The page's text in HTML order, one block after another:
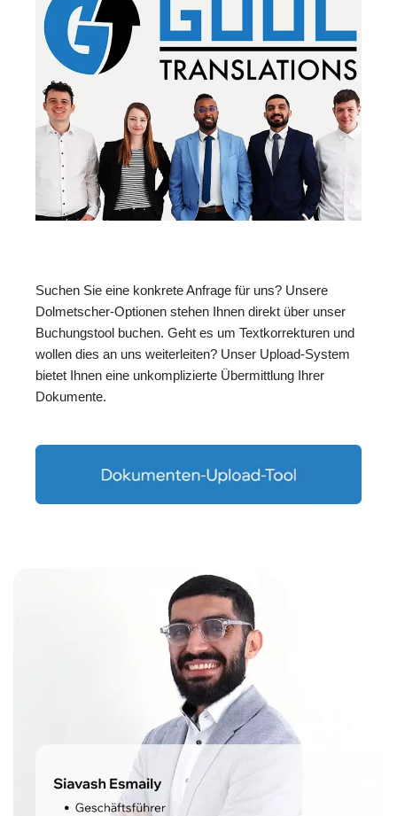
Suchen Sie eine konkrete Anfrage für uns? Unsere
Dolmetscher-Optionen stehen Ihnen direkt über unser
Buchungstool buchen. Geht es um Textkorrekturen und
wollen dies an uns weiterleiten? Unser Upload-System
bietet Ihnen eine unkomplizierte Übermittlung Ihrer
Dokumente.